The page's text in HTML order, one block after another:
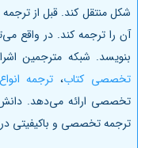
شکل منتقل کند. قبل از
آن را ترجمه کند. در واقع
بنویسد. شبکه مترجمین
تخصصی کتاب، ترجمه
تخصصی ارائه می‌دهد.
ترجمه تخصصی و باکیفیتی